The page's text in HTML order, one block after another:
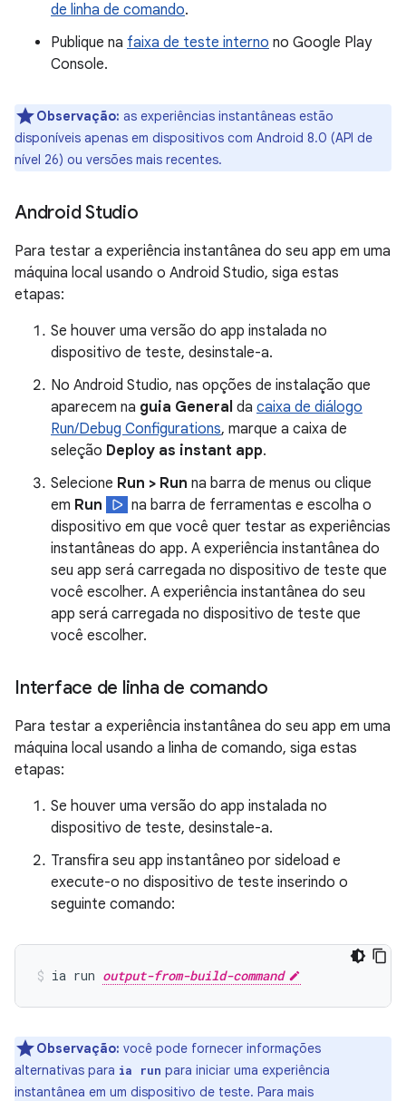
de linha de comando.
Publique na faixa de teste interno no Google Play
Console.
Observação: as experiências instantâneas estão
disponíveis apenas em dispositivos com Android 8.0 (API de
nível 26) ou versões mais recentes.
Android Studio
Para testar a experiência instantânea do seu app em uma
máquina local usando o Android Studio, siga estas
etapas:
Se houver uma versão do app instalada no
dispositivo de teste, desinstale-a.
No Android Studio, nas opções de instalação que
aparecem na guia General da caixa de diálogo
Run/Debug Configurations, marque a caixa de
seleção Deploy as instant app.
Selecione Run > Run na barra de menus ou clique
em Run
na barra de ferramentas e escolha o
dispositivo em que você quer testar as experiências
instantâneas do app. A experiência instantânea do
seu app será carregada no dispositivo de teste que
você escolher. A experiência instantânea do seu
app será carregada no dispositivo de teste que
você escolher.
Interface de linha de comando
Para testar a experiência instantânea do seu app em uma
máquina local usando a linha de comando, siga estas
etapas:
Se houver uma versão do app instalada no
dispositivo de teste, desinstale-a.
Transfira seu app instantâneo por sideload e
execute-o no dispositivo de teste inserindo o
seguinte comando:
ia run output-from-build-command
Observação: você pode fornecer informações
alternativas para ia run para iniciar uma experiência
instantânea em um dispositivo de teste. Para mais